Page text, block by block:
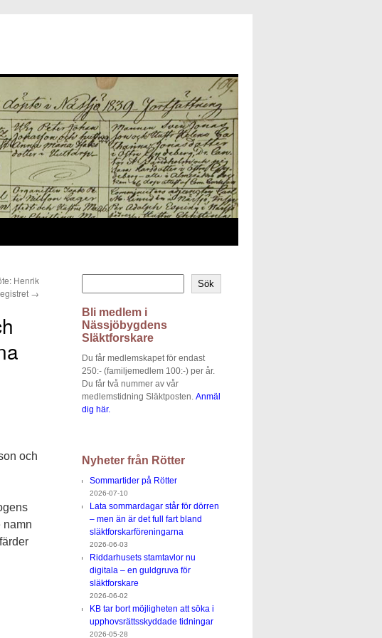
Henrik
→
och
namn
Sök
Bli medlem i
Nässjöbygdens
Släktforskare
Du får medlemskapet för endast
250:- (familjemedlem 100:-) per år.
Du får två nummer av vår
medlemstidning Släktposten. Anmäl
dig här.
Nyheter från Rötter
Sommartider på Rötter
2026-07-10
Lata sommardagar står för dörren
– men än är det full fart bland
släktforskarföreningarna
2026-06-03
Riddarhusets stamtavlor nu
digitala – en guldgruva för
släktforskare
2026-06-02
KB tar bort möjligheten att söka i
upphovsrättsskyddade tidningar
2026-05-28